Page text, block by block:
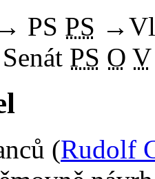
→ PS PS →
Senát PS O V
(Rudolf